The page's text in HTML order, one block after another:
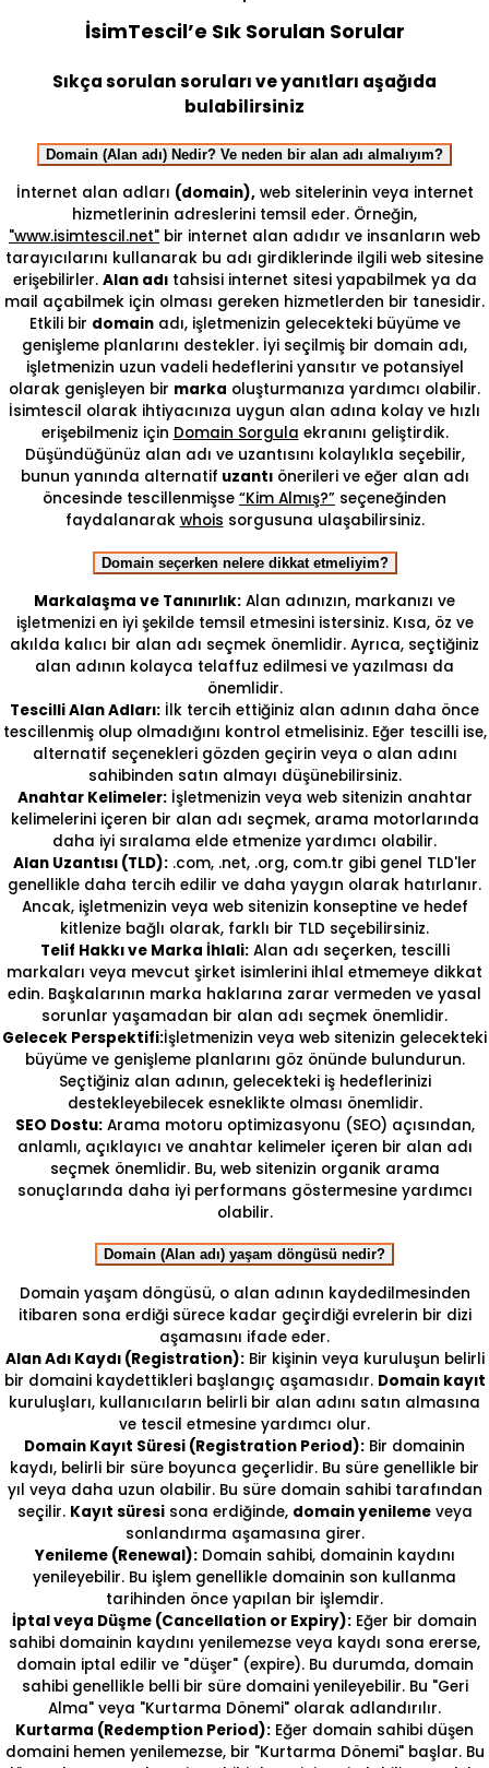
İsimTescil’e Sık Sorulan Sorular
Sıkça sorulan soruları ve yanıtları aşağıda
bulabilirsiniz
Domain (Alan adı) Nedir? Ve neden bir alan adı almalıyım?
İnternet alan adları (domain),web sitelerinin veya internet
hizmetlerinin adreslerini temsil eder. Örneğin,
"www.isimtescil.net" bir internet alan adıdır ve insanların web
tarayıcılarını kullanarak bu adı girdiklerinde ilgili web sitesine
erişebilirler. Alan adıtahsisi internet sitesi yapabilmek ya da
mail açabilmek için olması gereken hizmetlerden bir tanesidir.
Etkili bir domainadı, işletmenizin gelecekteki büyüme ve
genişleme planlarını destekler. İyi seçilmiş bir domain adı,
işletmenizin uzun vadeli hedeflerini yansıtır ve potansiyel
olarak genişleyen bir marka oluşturmanıza yardımcı olabilir.
İsimtescil olarak ihtiyacınıza uygun alan adına kolay ve hızlı
erişebilmeniz için Domain Sorgula ekranını geliştirdik.
Düşündüğünüz alan adı ve uzantısını kolaylıkla seçebilir,
bunun yanında alternatif uzantıönerileri ve eğer alan adı
öncesinde tescillenmişse “Kim Almış?” seçeneğinden
faydalanarak whois sorgusuna ulaşabilirsiniz.
Domain seçerken nelere dikkat etmeliyim?
Markalaşma ve Tanınırlık: Alan adınızın, markanızı ve
işletmenizi en iyi şekilde temsil etmesini istersiniz. Kısa, öz ve
akılda kalıcı bir alan adı seçmek önemlidir. Ayrıca, seçtiğiniz
alan adının kolayca telaffuz edilmesi ve yazılması da
önemlidir.
Tescilli Alan Adları: İlk tercih ettiğiniz alan adının daha önce
tescillenmiş olup olmadığını kontrol etmelisiniz. Eğer tescilli ise,
alternatif seçenekleri gözden geçirin veya o alan adını
sahibinden satın almayı düşünebilirsiniz.
Anahtar Kelimeler:İşletmenizin veya web sitenizin anahtar
kelimelerini içeren bir alan adı seçmek, arama motorlarında
daha iyi sıralama elde etmenize yardımcı olabilir.
Alan Uzantısı (TLD):.com, .net, .org, com.tr gibi genel TLD'ler
genellikle daha tercih edilir ve daha yaygın olarak hatırlanır.
Ancak, işletmenizin veya web sitenizin konseptine ve hedef
kitlenize bağlı olarak, farklı bir TLD seçebilirsiniz.
Telif Hakkı ve Marka İhlali:Alan adı seçerken, tescilli
markaları veya mevcut şirket isimlerini ihlal etmemeye dikkat
edin. Başkalarının marka haklarına zarar vermeden ve yasal
sorunlar yaşamadan bir alan adı seçmek önemlidir.
Gelecek Perspektifi:İşletmenizin veya web sitenizin gelecekteki
büyüme ve genişleme planlarını göz önünde bulundurun.
Seçtiğiniz alan adının, gelecekteki iş hedeflerinizi
destekleyebilecek esneklikte olması önemlidir.
SEO Dostu:Arama motoru optimizasyonu (SEO) açısından,
anlamlı, açıklayıcı ve anahtar kelimeler içeren bir alan adı
seçmek önemlidir. Bu, web sitenizin organik arama
sonuçlarında daha iyi performans göstermesine yardımcı
olabilir.
Domain (Alan adı) yaşam döngüsü nedir?
Domain yaşam döngüsü, o alan adının kaydedilmesinden
itibaren sona erdiği sürece kadar geçirdiği evrelerin bir dizi
aşamasını ifade eder.
Alan Adı Kaydı (Registration):Bir kişinin veya kuruluşun belirli
bir domaini kaydettikleri başlangıç aşamasıdır. Domain kayıt
kuruluşları, kullanıcıların belirli bir alan adını satın almasına
ve tescil etmesine yardımcı olur.
Domain Kayıt Süresi (Registration Period): Bir domainin
kaydı, belirli bir süre boyunca geçerlidir. Bu süre genellikle bir
yıl veya daha uzun olabilir. Bu süre domain sahibi tarafından
seçilir. Kayıt süresisona erdiğinde, domain yenilemeveya
sonlandırma aşamasına girer.
Yenileme (Renewal):Domain sahibi, domainin kaydını
yenileyebilir. Bu işlem genellikle domainin son kullanma
tarihinden önce yapılan bir işlemdir.
İptal veya Düşme (Cancellation or Expiry): Eğer bir domain
sahibi domainin kaydını yenilemezse veya kaydı sona ererse,
domain iptal edilir ve "düşer" (expire). Bu durumda, domain
sahibi genellikle belli bir süre domaini yenileyebilir. Bu "Geri
Alma" veya "Kurtarma Dönemi" olarak adlandırılır.
Kurtarma (Redemption Period): Eğer domain sahibi düşen
domaini hemen yenilemezse, bir "Kurtarma Dönemi" başlar. Bu